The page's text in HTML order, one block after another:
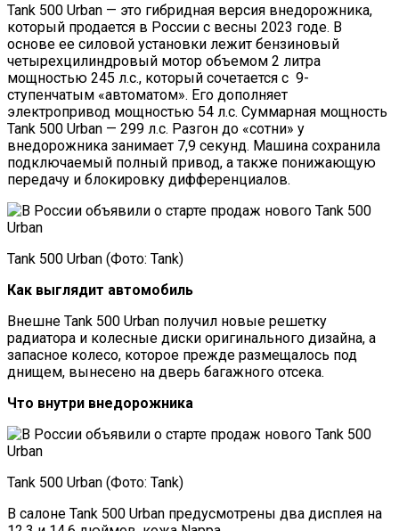
Tank 500 Urban — это гибридная версия внедорожника,
который продается в России с весны 2023 годе. В
основе ее силовой установки лежит бензиновый
четырехцилиндровый мотор объемом 2 литра
мощностью 245 л.с., который сочетается с 9-
ступенчатым «автоматом». Его дополняет
электропривод мощностью 54 л.с. Суммарная мощность
Tank 500 Urban — 299 л.с. Разгон до «сотни» у
внедорожника занимает 7,9 секунд. Машина сохранила
подключаемый полный привод, а также понижающую
передачу и блокировку дифференциалов.
Tank 500 Urban (Фото: Tank)
Как выглядит автомобиль
Внешне Tank 500 Urban получил новые решетку
радиатора и колесные диски оригинального дизайна, а
запасное колесо, которое прежде размещалось под
днищем, вынесено на дверь багажного отсека.
Что внутри внедорожника
Tank 500 Urban (Фото: Tank)
В салоне Tank 500 Urban предусмотрены два дисплея на